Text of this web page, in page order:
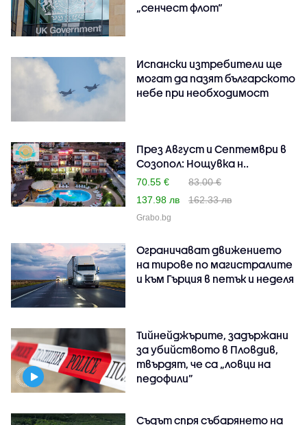
„сенчест флот“
Испански изтребители ще
могат да пазят българското
небе при необходимост
През Август и Септември в
Созопол: Нощувка н..
70.55 €
83.00 €
137.98 лв
162.33 лв
Grabo.bg
Ограничават движението
на тирове по магистралите
и към Гърция в петък и неделя
Тийнейджърите, задържани
за убийството в Пловдив,
твърдят, че са „ловци на
педофили”
Съдът спря събарянето на